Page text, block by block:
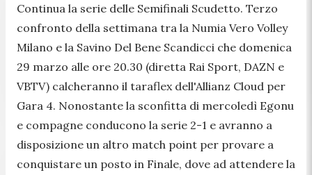
Continua la serie delle Semifinali Scudetto. Terzo
confronto della settimana tra la Numia Vero Volley
Milano e la Savino Del Bene Scandicci che domenica
29 marzo alle ore 20.30 (diretta Rai Sport, DAZN e
VBTV) calcheranno il taraflex dell'Allianz Cloud per
Gara 4. Nonostante la sconfitta di mercoledì Egonu
e compagne conducono la serie 2-1 e avranno a
disposizione un altro match point per provare a
conquistare un posto in Finale, dove ad attendere la